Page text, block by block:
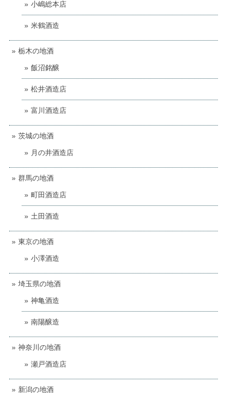
小嶋総本店
米鶴酒造
栃木の地酒
飯沼銘醸
松井酒造店
富川酒造店
茨城の地酒
月の井酒造店
群馬の地酒
町田酒造店
土田酒造
東京の地酒
小澤酒造
埼玉県の地酒
神亀酒造
南陽醸造
神奈川の地酒
瀬戸酒造店
新潟の地酒